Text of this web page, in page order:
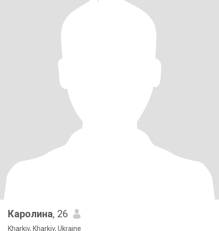
Каролина, 26
Kharkiv, Kharkiv, Ukraine